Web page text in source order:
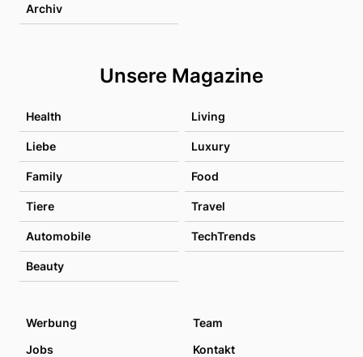
Archiv
Unsere Magazine
Health Living
Liebe Luxury
Family Food
Tiere Travel
Automobile TechTrends
Beauty
Werbung
Team
Jobs
Kontakt